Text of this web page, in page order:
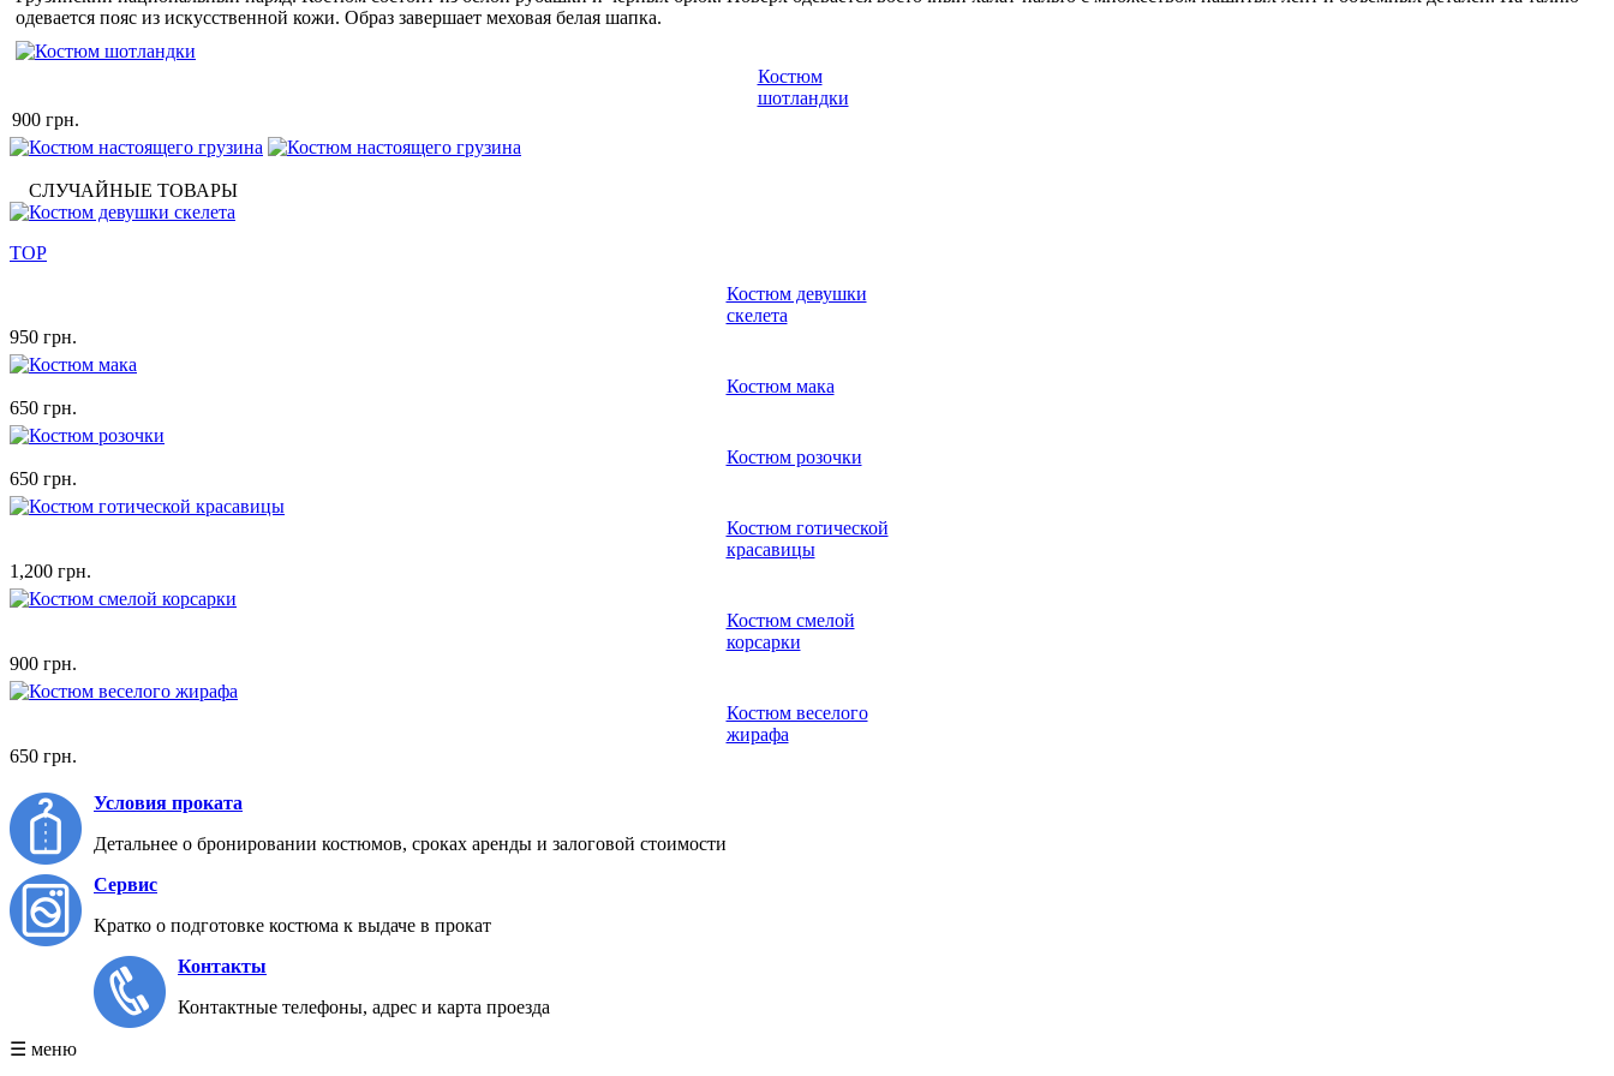
одевается пояс из искусственной кожи. Образ завершает меховая белая шапка.
Костюм
шотландки
900 грн.
СЛУЧАЙНЫЕ ТОВАРЫ
TOP
Костюм девушки
скелета
950 грн.
Костюм мака
650 грн.
Костюм розочки
650 грн.
Костюм готической
красавицы
1,200 грн.
Костюм смелой
корсарки
900 грн.
Костюм веселого
жирафа
650 грн.
Условия проката
Детальнее о бронировании костюмов, сроках аренды и залоговой стоимости
Сервис
Кратко о подготовке костюма к выдаче в прокат
Контакты
Контактные телефоны, адрес и карта проезда
☰ меню